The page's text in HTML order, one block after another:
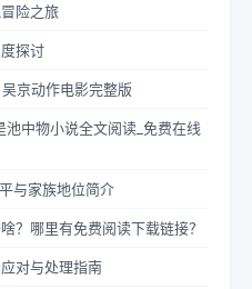
险之旅
探讨
京动作电影完整版
中物小说全文阅读_免费在线
与家族地位简介
？哪里有免费阅读下载链接？
对与处理指南